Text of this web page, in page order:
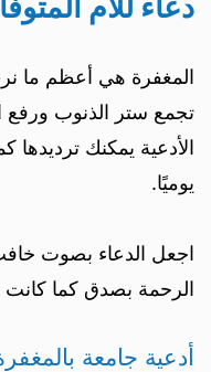
دعاء للأم
المغفرة هي أعظم ما
تجمع ستر الذنوب ورفع
الأدعية يمكنك ترديدها
يوميًا.
اجعل الدعاء بصوت
الرحمة بصدق كما كانت
أدعية جامعة